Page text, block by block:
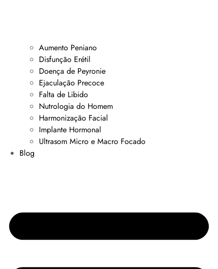
Aumento Peniano
Disfunção Erétil
Doença de Peyronie
Ejaculação Precoce
Falta de Libido
Nutrologia do Homem
Harmonização Facial
Implante Hormonal
Ultrasom Micro e Macro Focado
Blog